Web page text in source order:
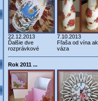
22.12.2013
Ďalšie dve
rozprávkové
7.10.2013
Fľaša od vína
váza
Rok 2011 ...